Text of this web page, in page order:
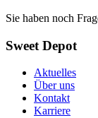
Sie haben noch
Sweet Depot
Aktuelles
Über uns
Kontakt
Karriere